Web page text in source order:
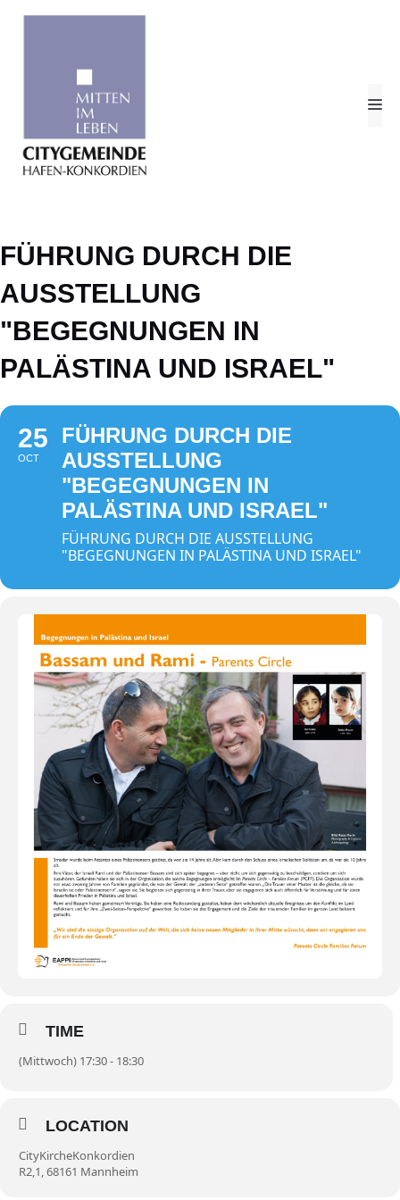
Zum
FÜHRUNG DURCH DIE
AUSSTELLUNG
"BEGEGNUNGEN IN
PALÄSTINA UND ISRAEL"
25
OCT
FÜHRUNG DURCH DIE
AUSSTELLUNG
"BEGEGNUNGEN IN
PALÄSTINA UND ISRAEL"
FÜHRUNG DURCH DIE AUSSTELLUNG
"BEGEGNUNGEN IN PALÄSTINA UND ISRAEL"
TIME
(Mittwoch) 17:30 - 18:30
LOCATION
CityKircheKonkordien
R2,1, 68161 Mannheim